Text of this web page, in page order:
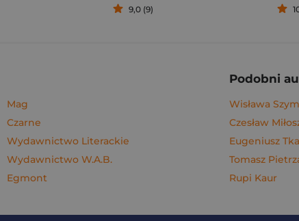
9,0 (9)
Mag
Czarne
Wydawnictwo Literackie
Wydawnictwo W.A.B.
Egmont
Podobni
Wisława
Czesław
Eugeniusz
Tomasz
Rupi Kaur